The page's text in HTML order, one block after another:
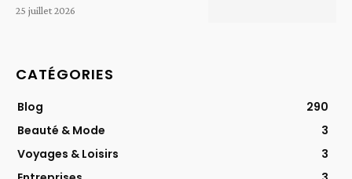
25 juillet 2026
CATÉGORIES
Blog
290
Beauté & Mode
3
Voyages & Loisirs
3